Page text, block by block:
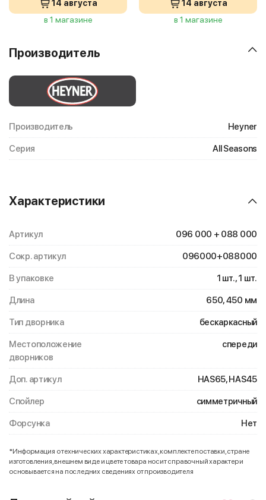
14 августа
в 1 магазине
14 августа
в 1 магазине
Производитель
Производитель Heyner
Серия All Seasons
Характеристики
Артикул 096 000 + 088 000
Сокр. артикул 096000+088000
В упаковке 1 шт., 1 шт.
Длина 650, 450 мм
Тип дворника бескаркасный
Местоположение
дворников
спереди
Доп. артикул HAS65, HAS45
Спойлер симметричный
Форсунка Нет
*Информация о технических характеристиках, комплекте поставки, стране
изготовления, внешнем виде и цвете товара носит справочный характер и
основывается на последних сведениях от производителя